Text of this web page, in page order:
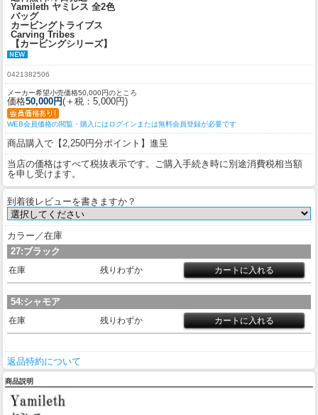
Yamileth ヤミレス 全2色
バッグ
カービングトライブス
Carving Tribes
【カービングシリーズ】
0421382506
メーカー希望小売価格50,000円のところ
価格50,000円(＋税：5,000円)
WEB会員価格の閲覧・購入にはログインまたは無料会員登録が必要です
商品購入で【2,250円分ポイント】進呈
当店の価格はすべて税抜表示です。ご購入手続き時に別途消費税相当額
を申し受けます。
到着後レビューを書きますか？
カラー／在庫
27:ブラック
在庫 残りわずか
54:シャモア
在庫 残りわずか
返品特約について
商品説明